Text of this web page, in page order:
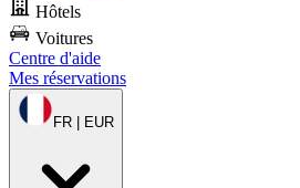
Hôtels
Voitures
Centre d'aide
Mes réservations
FR | EUR